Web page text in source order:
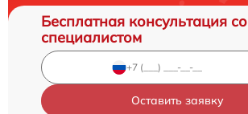
Бесплатная консультация со
специалистом
Оставить заявку